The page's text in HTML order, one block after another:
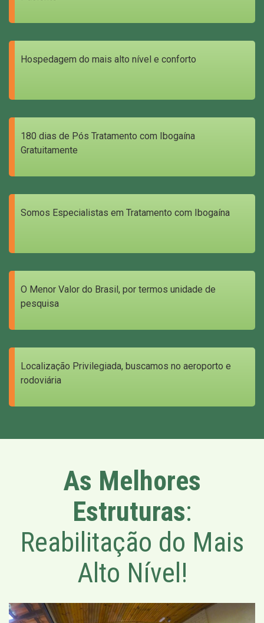
Hospedagem do mais alto nível e conforto
180 dias de Pós Tratamento com Ibogaína
Gratuitamente
Somos Especialistas em Tratamento com Ibogaína
O Menor Valor do Brasil, por termos unidade de
pesquisa
Localização Privilegiada, buscamos no aeroporto e
rodoviária
As Melhores
Estruturas:
Reabilitação do Mais
Alto Nível!